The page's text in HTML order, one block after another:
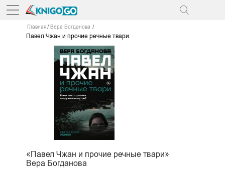
Главная Вера Богданова
Павел Чжан и прочие речные твари
«Павел Чжан и прочие речные твари»
Вера Богданова